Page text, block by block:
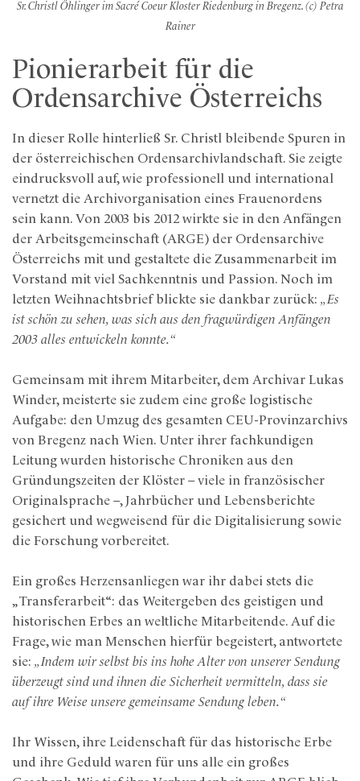
Sr. Christl Öhlinger im Sacré Coeur Kloster Riedenburg in Bregenz. (c) Petra
Rainer
Pionierarbeit für die
Ordensarchive Österreichs
In dieser Rolle hinterließ Sr. Christl bleibende Spuren in
der österreichischen Ordensarchivlandschaft. Sie zeigte
eindrucksvoll auf, wie professionell und international
vernetzt die Archivorganisation eines Frauenordens
sein kann. Von 2003 bis 2012 wirkte sie in den Anfängen
der Arbeitsgemeinschaft (ARGE) der Ordensarchive
Österreichs mit und gestaltete die Zusammenarbeit im
Vorstand mit viel Sachkenntnis und Passion. Noch im
letzten Weihnachtsbrief blickte sie dankbar zurück: „Es
ist schön zu sehen, was sich aus den fragwürdigen Anfängen
2003 alles entwickeln konnte.“
Gemeinsam mit ihrem Mitarbeiter, dem Archivar Lukas
Winder, meisterte sie zudem eine große logistische
Aufgabe: den Umzug des gesamten CEU-Provinzarchivs
von Bregenz nach Wien. Unter ihrer fachkundigen
Leitung wurden historische Chroniken aus den
Gründungszeiten der Klöster – viele in französischer
Originalsprache –, Jahrbücher und Lebensberichte
gesichert und wegweisend für die Digitalisierung sowie
die Forschung vorbereitet.
Ein großes Herzensanliegen war ihr dabei stets die
„Transferarbeit“: das Weitergeben des geistigen und
historischen Erbes an weltliche Mitarbeitende. Auf die
Frage, wie man Menschen hierfür begeistert, antwortete
sie: „Indem wir selbst bis ins hohe Alter von unserer Sendung
überzeugt sind und ihnen die Sicherheit vermitteln, dass sie
auf ihre Weise unsere gemeinsame Sendung leben.“
Ihr Wissen, ihre Leidenschaft für das historische Erbe
und ihre Geduld waren für uns alle ein großes